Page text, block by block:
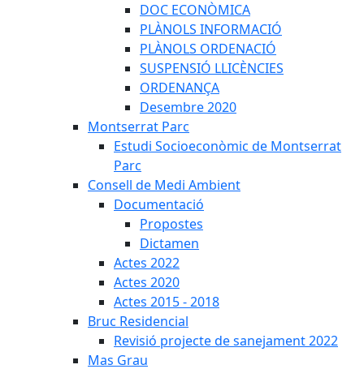
DOC ECONÒMICA
PLÀNOLS INFORMACIÓ
PLÀNOLS ORDENACIÓ
SUSPENSIÓ LLICÈNCIES
ORDENANÇA
Desembre 2020
Montserrat Parc
Estudi Socioeconòmic de Montserrat
Parc
Consell de Medi Ambient
Documentació
Propostes
Dictamen
Actes 2022
Actes 2020
Actes 2015 - 2018
Bruc Residencial
Revisió projecte de sanejament 2022
Mas Grau